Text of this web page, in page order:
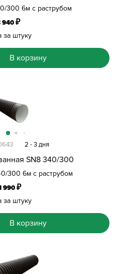
300 6м с раструбом
940₽
за штуку
В корзину
SN8 340/300
300 6м с раструбом
2 - 3 дня
990₽
за штуку
В корзину